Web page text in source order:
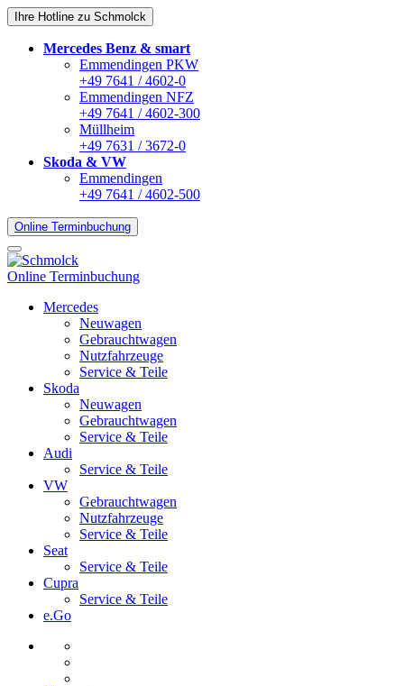
Ihre Hotline zu Schmolck
Mercedes Benz & smart
Emmendingen PKW
+49 7641 / 4602-0
Emmendingen NFZ
+49 7641 / 4602-300
Müllheim
+49 7631 / 3672-0
Skoda & VW
Emmendingen
+49 7641 / 4602-500
Online Terminbuchung
Online Terminbuchung
Mercedes
Neuwagen
Gebrauchtwagen
Nutzfahrzeuge
Service & Teile
Skoda
Neuwagen
Gebrauchtwagen
Service & Teile
Audi
Service & Teile
VW
Gebrauchtwagen
Nutzfahrzeuge
Service & Teile
Seat
Service & Teile
Cupra
Service & Teile
e.Go